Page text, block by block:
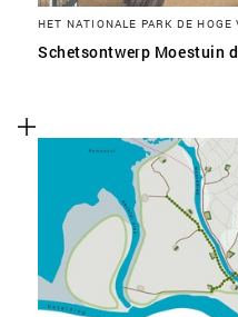
HET NATIONALE PARK DE HOGE
Schetsontwerp Moestuin